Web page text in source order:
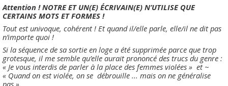
Attention ! NOTRE ET UN(E) ÉCRIVAIN(E) N’UTILISE QUE
CERTAINS MOTS ET FORMES !
Tout est univoque, cohérent ! Et quand il/elle parle, elle/il ne dit pas
n’importe quoi !
Si la séquence de sa sortie en loge a été supprimée parce que trop
grotesque, il me semble qu’elle aurait prononcé des trucs du genre :
« Je vous interdis de parler à la place des femmes violées » et ~
« Quand on est violée, on se débrouille ... mais on ne généralise